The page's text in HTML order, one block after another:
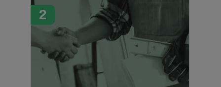
2